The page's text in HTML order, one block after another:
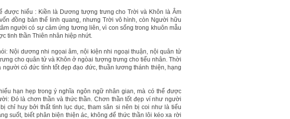
được hiểu : Kiền là Dương tượng trưng cho Trời và Khôn là Âm
đồng bản thể linh quang, nhưng Trời vô hình, còn Người hữu
người có sự cảm ứng tương liên, vì con sống trong khuôn mẫu
tinh thần Thiên nhân hiệp nhứt.
Nội dương nhi ngọai âm, nội kiện nhi ngoại thuận, nội quân tử
cho quân tử và Khôn ở ngòai tượng trưng cho tiểu nhân. Thời
có đức tính tốt đẹp đạo đức, thuần lương thánh thiện, hạng
hạn hẹp trong ý nghĩa ngôn ngữ nhân gian, mà có thể được
Đó là chơn thần và thức thần. Chơn thần tốt đẹp ví như người
chỉ huy bởi thất tình lục dục, tham sân si nên bị coi như là tiểu
suốt, biết phân biện thiện ác, không để thức thần lôi kéo xa rời